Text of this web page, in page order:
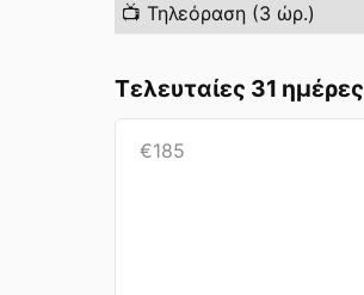
📺 Τηλεόραση (3 ώρ.)
Τελευταίες 31 ημέρες
€185